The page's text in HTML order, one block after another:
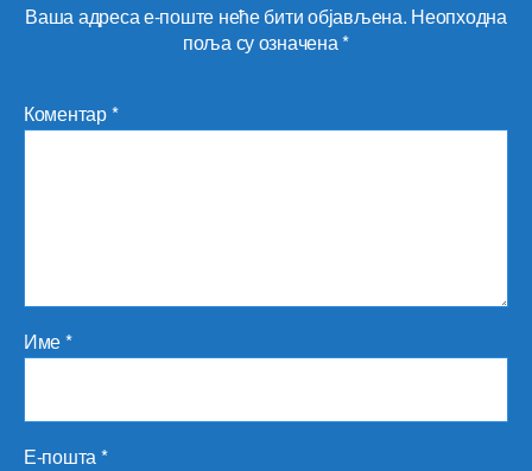
Ваша адреса е-поште неће бити објављена. Неопходна
поља су означена*
Коментар*
Име*
Е-пошта *